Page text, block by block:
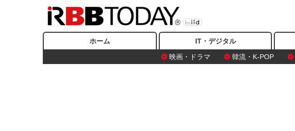
ホーム IT・デジタル
映画・ドラマ
韓流・K-POP